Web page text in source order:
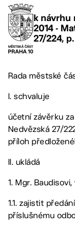
k návrhu
2014 -
27/224,
Rada městské
I. schvaluje
účetní závěrku
Nedvězská 27/
příloh
II. ukládá
1. Mgr.
1.1. zajistit
příslušnému